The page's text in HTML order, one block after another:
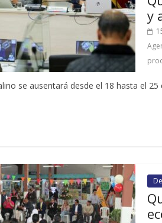
y
se ausentará desde el 18 hasta el